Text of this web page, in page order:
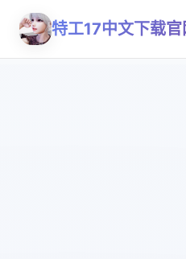
特工17中文下载